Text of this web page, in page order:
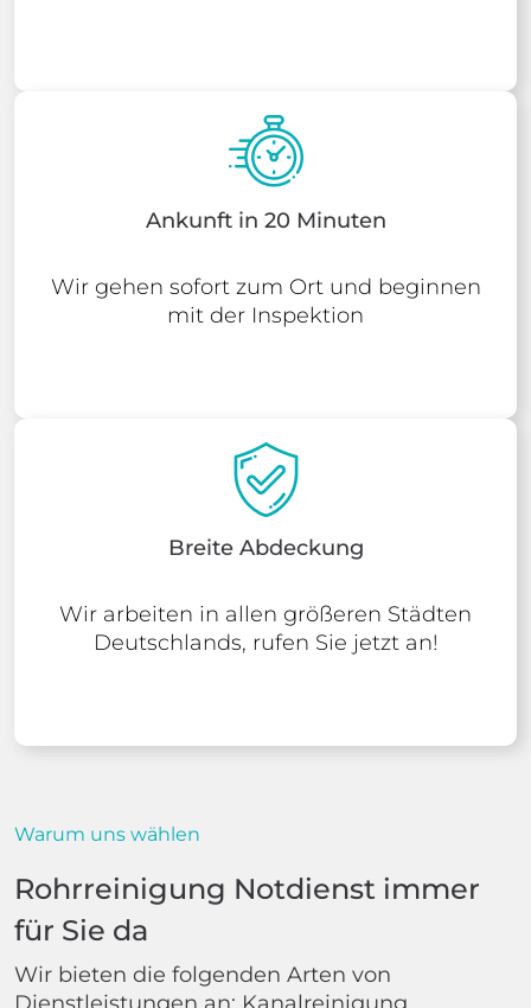
Ankunft in 20 Minuten
Wir gehen sofort zum Ort und beginnen
mit der Inspektion
Breite Abdeckung
Wir arbeiten in allen größeren Städten
Deutschlands, rufen Sie jetzt an!
Warum uns wählen
Rohrreinigung Notdienst immer
für Sie da
Wir bieten die folgenden Arten von
Dienstleistungen an: Kanalreinigung,